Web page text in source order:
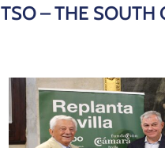
TSO – THE SOUTH